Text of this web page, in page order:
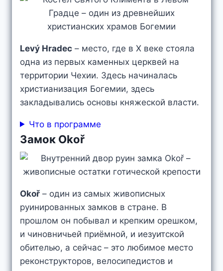
Levý Hradec – место, где в X веке стояла
одна из первых каменных церквей на
территории Чехии. Здесь начиналась
христианизация Богемии, здесь
закладывались основы княжеской власти.
Что в программе
Замок Okoř
Okoř – один из самых живописных
руинированных замков в стране. В
прошлом он побывал и крепким орешком,
и чиновничьей приёмной, и иезуитской
обителью, а сейчас – это любимое место
реконструкторов, велосипедистов и